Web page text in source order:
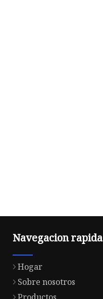
Navegacion rapida
Hogar
Sobre nosotros